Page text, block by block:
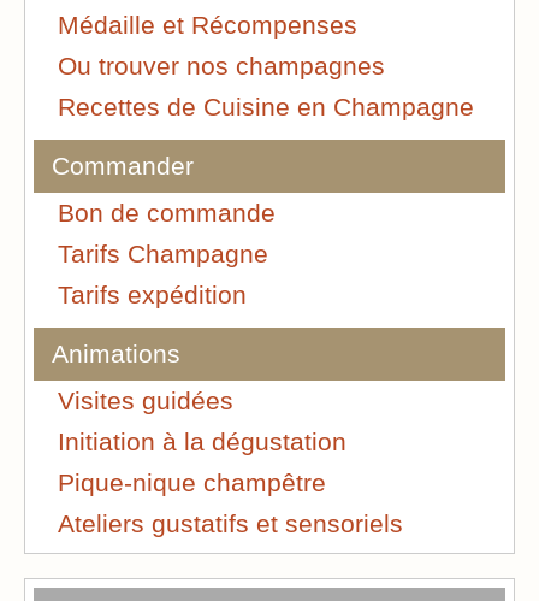
Médaille et Récompenses
Ou trouver nos champagnes
Recettes de Cuisine en Champagne
Commander
Bon de commande
Tarifs Champagne
Tarifs expédition
Animations
Visites guidées
Initiation à la dégustation
Pique-nique champêtre
Ateliers gustatifs et sensoriels